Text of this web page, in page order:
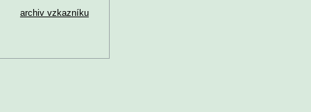
archiv vzkazníku